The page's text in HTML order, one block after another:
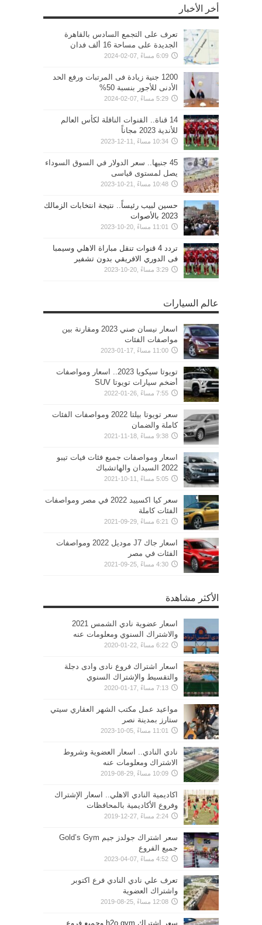
أخر الأخبار
تعرف على التجمع السادس بالقاهرة
الجديدة على مساحة 16 ألف فدان
6:09 مساءً ,07-02-2024
1200 جنية زيادة فى المرتبات ورفع الحد
الأدنى للأجور بنسبة 50%
5:29 مساءً ,07-02-2024
14 قناة.. القنوات الناقلة لكأس العالم
للأندية 2023 مجاناً
10:34 مساءً ,11-12-2023
45 جنيها.. سعر الدولار في السوق السوداء
يصل لمستوى قياسى
10:48 مساءً ,21-10-2023
حسين لبيب رئيساً.. نتيجة انتخابات الزمالك
2023 بالأصوات
11:01 مساءً ,20-10-2023
تردد 4 قنوات تنقل مباراة الاهلي وسيمبا
فى الدوري الافريقي بدون تشفير
3:29 مساءً ,20-10-2023
عالم السيارات
اسعار نيسان صني 2023 ومقارنة بين
مواصفات الفئات
11:00 مساءً ,17-01-2023
تويوتا سيكويا 2023.. اسعار ومواصفات
أضخم سيارات تويوتا SUV
7:55 مساءً ,26-01-2022
سعر تويوتا بيلتا 2022 ومواصفات الفئات
كاملة والضمان
9:38 مساءً ,18-11-2021
اسعار ومواصفات جميع فئات فيات تيبو
2022 السيدان والهاتشباك
5:05 مساءً ,11-10-2021
سعر كيا اكسييد 2022 في مصر ومواصفات
الفئات كاملة
6:21 مساءً ,29-09-2021
اسعار جاك J7 موديل 2022 ومواصفات
الفئات في مصر
4:30 مساءً ,25-09-2021
الأكثر مشاهدة
اسعار عضوية نادي الشمس 2021
والاشتراك السنوي ومعلومات عنه
6:22 مساءً ,22-01-2020
اسعار اشتراك فروع نادى وادى دجلة
والتقسيط والإشتراك السنوي
7:13 مساءً ,17-01-2020
مواعيد عمل مكتب الشهر العقاري سيتي
ستارز بمدينة نصر
11:01 مساءً ,05-10-2023
نادي النادي.. اسعار العضوية وشروط
الاشتراك ومعلومات عنه
10:09 مساءً ,29-08-2019
اكاديمية النادي الاهلي.. اسعار الإشتراك
وفروع الأكاديمية بالمحافظات
2:24 مساءً ,27-12-2019
سعر اشتراك جولدز جيم Gold’s Gym
جميع الفروع
4:52 مساءً ,07-04-2023
تعرف علي نادي النادي فرع اكتوبر
واشتراك العضوية
12:08 مساءً ,25-08-2019
سعر اشتراك h2o gym وجميع فروع